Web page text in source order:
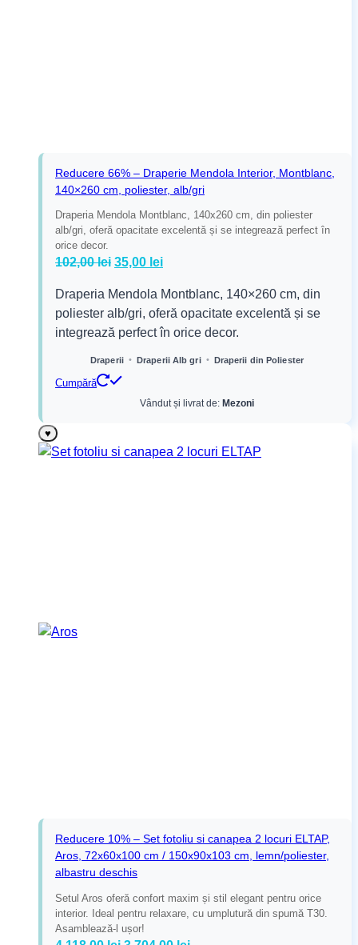
Reducere 66% – Draperie Mendola Interior, Montblanc,
140×260 cm, poliester, alb/gri
Draperia Mendola Montblanc, 140x260 cm, din poliester
alb/gri, oferă opacitate excelentă și se integrează perfect în
orice decor.
102,00lei Prețul
a
fost:
102,00 lei.
35,00 leiPrețul
este:
35,00 lei.
Draperia Mendola Montblanc, 140×260 cm, din
poliester alb/gri, oferă opacitate excelentă și se
integrează perfect în orice decor.
Draperii • Draperii Alb gri • Draperii din Poliester
Cumpără
Vândut și livrat de: Mezoni
♥
Reducere 10% – Set fotoliu si canapea 2 locuri ELTAP,
Aros, 72x60x100 cm / 150x90x103 cm, lemn/poliester,
albastru deschis
Setul Aros oferă confort maxim și stil elegant pentru orice
interior. Ideal pentru relaxare, cu umplutură din spumă T30.
Asamblează-l ușor!